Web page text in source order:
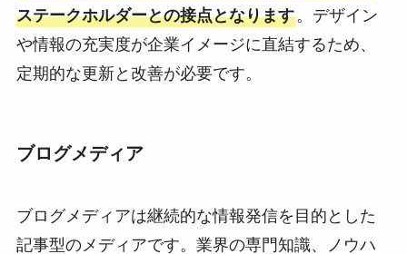
ステークホルダーとの接点となります。デザイン
や情報の充実度が企業イメージに直結するため、
定期的な更新と改善が必要です。
ブログメディア
ブログメディアは継続的な情報発信を目的とした
記事型のメディアです。業界の専門知識、ノウハ